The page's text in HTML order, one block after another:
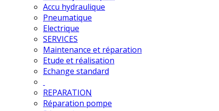
Accu hydraulique
Pneumatique
Electrique
SERVICES
Maintenance et réparation
Etude et réalisation
Echange standard
REPARATION
Réparation pompe